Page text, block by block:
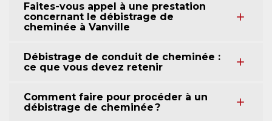
Faites-vous appel à une prestation
concernant le débistrage de
cheminée à Vanville
Débistrage de conduit de cheminée :
ce que vous devez retenir
Comment faire pour procéder à un
débistrage de cheminée ?